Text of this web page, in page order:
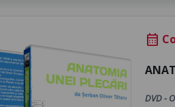
calendar_month
DVD -